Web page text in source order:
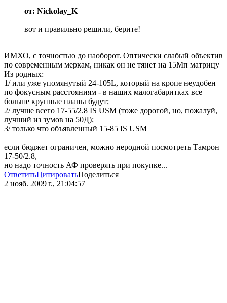
от: Nickolay_K
вот и правильно решили, берите!
ИМХО, с точностью до наоборот. Оптически слабый объектив
по современным меркам, никак он не тянет на 15Мп матрицу
Из родных:
1/ или уже упомянутый 24-105L, который на кропе неудобен
по фокусным расстояниям - в наших малогабаритках все
больше крупные планы будут;
2/ лучше всего 17-55/2.8 IS USM (тоже дорогой, но, пожалуй,
лучший из зумов на 50Д);
3/ только что объявленный 15-85 IS USM
если бюджет ограничен, можно неродной посмотреть Тамрон
17-50/2.8,
но надо точность АФ проверять при покупке...
ОтветитьЦитироватьПоделиться
2 нояб. 2009 г., 21:04:57